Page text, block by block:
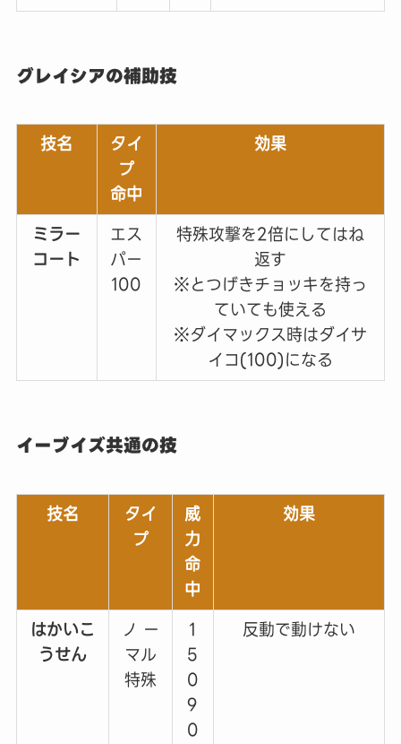
グレイシアの補助技
技名
タイ
プ
命中
効果
ミラー
コート
エス
パー
100
特殊攻撃を2倍にしてはね
返す
※とつげきチョッキを持っ
ていても使える
※ダイマックス時はダイサ
イコ(100)になる
イーブイズ共通の技
技名
タイ
プ
威
力
命
中
効果
はかいこ
うせん
ノ ー
マル
特殊
1
5
0
9
0
反動で動けない